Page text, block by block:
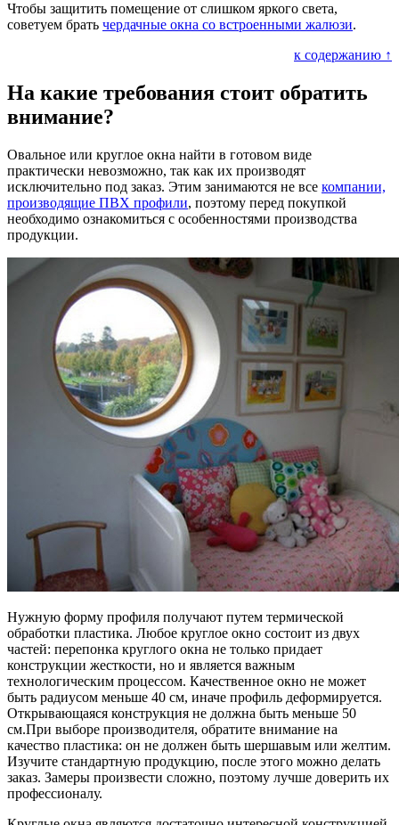
Чтобы защитить помещение от слишком яркого света,
советуем брать чердачные окна со встроенными жалюзи.
к содержанию ↑
На какие требования стоит обратить
внимание?
Овальное или круглое окна найти в готовом виде
практически невозможно, так как их производят
исключительно под заказ. Этим занимаются не все компании,
производящие ПВХ профили, поэтому перед покупкой
необходимо ознакомиться с особенностями производства
продукции.
Нужную форму профиля получают путем термической
обработки пластика. Любое круглое окно состоит из двух
частей: перепонка круглого окна не только придает
конструкции жесткости, но и является важным
технологическим процессом. Качественное окно не может
быть радиусом меньше 40 см, иначе профиль деформируется.
Открывающаяся конструкция не должна быть меньше 50
см.При выборе производителя, обратите внимание на
качество пластика: он не должен быть шершавым или желтим.
Изучите стандартную продукцию, после этого можно делать
заказ. Замеры произвести сложно, поэтому лучше доверить их
профессионалу.